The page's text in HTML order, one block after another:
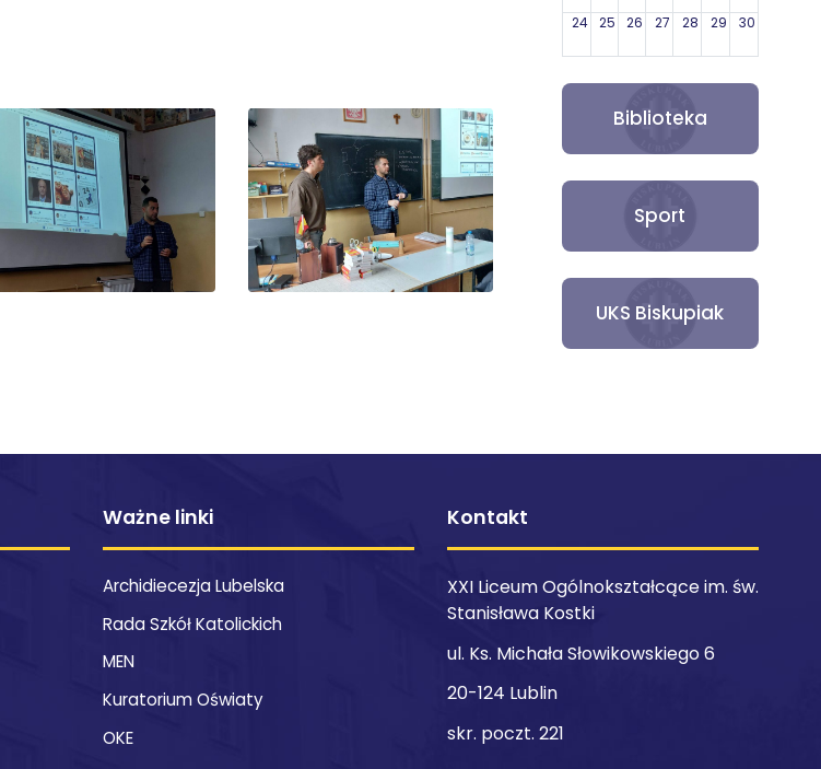
24 25 26 27 28 29 30
Biblioteka
Sport
UKS Biskupiak
Ważne linki
Archidiecezja Lubelska
Rada Szkół Katolickich
MEN
Kuratorium Oświaty
OKE
Kontakt
XXI Liceum Ogólnokształcące im. św.
Stanisława Kostki
ul. Ks. Michała Słowikowskiego 6
20-124 Lublin
skr. poczt. 221